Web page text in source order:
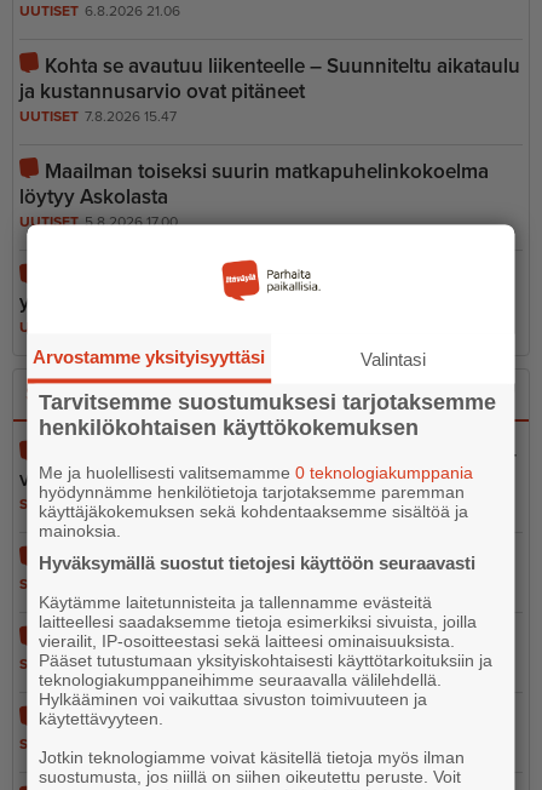
UUTISET 6.8.2026 21.06
Kohta se avautuu liikenteelle – Suunniteltu aikataulu
ja kustannusarvio ovat pitäneet
UUTISET 7.8.2026 15.47
Maailman toiseksi suurin matkapu­he­lin­ko­koelma
löytyy Askolasta
UUTISET 5.8.2026 17.00
Hotdog maistuu kylmänäkin – Mimosan kiparin
yllättävä hittituote myydään usein loppuun
UUTISET
Sano seKerro se kuvin
Pelastustoimen merellinen valmius osa kokonais­tur­
val­li­suutta
SANO SE 5.8.2026 13.02
Vain 37 euron tähden
SANO SE
Ihmisarvo ei ole leikkiä
SANO SE 4.8.2026 10.05
Epoon koulu - kun logiikka jäi koulun pihalle
SANO SE
Arvostamme yksityisyyttäsi Valintasi
Tarvitsemme suostumuksesi tarjotaksemme
henkilökohtaisen käyttökokemuksen
Me ja huolellisesti valitsemamme0 teknologiakumppania
hyödynnämme henkilötietoja tarjotaksemme paremman
käyttäjäkokemuksen sekä kohdentaaksemme sisältöä ja
mainoksia.
Hyväksymällä suostut tietojesi käyttöön seuraavasti
Käytämme laitetunnisteita ja tallennamme evästeitä
laitteellesi saadaksemme tietoja esimerkiksi sivuista, joilla
vierailit, IP-osoitteestasi sekä laitteesi ominaisuuksista.
Pääset tutustumaan yksityiskohtaisesti käyttötarkoituksiin ja
teknologiakumppaneihimme seuraavalla välilehdellä.
Hylkääminen voi vaikuttaa sivuston toimivuuteen ja
käytettävyyteen.
Jotkin teknologiamme voivat käsitellä tietoja myös ilman
suostumusta, jos niillä on siihen oikeutettu peruste. Voit